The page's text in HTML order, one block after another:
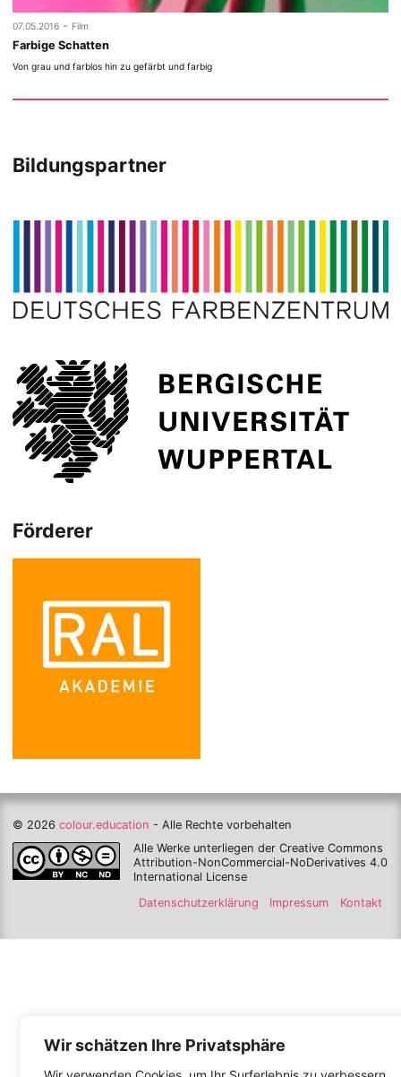
Wir schätzen Ihre Privatsphäre
07.05.2016 - Film
Farbige Schatten
Von grau und farblos hin zu gefärbt und farbig
Bildungspartner
Förderer
© 2026 colour.education - Alle Rechte vorbehalten
Alle Werke unterliegen der Creative Commons
Attribution-NonCommercial-NoDerivatives 4.0
International License
Datenschutzerklärung
Impressum Kontakt